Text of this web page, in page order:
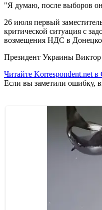
"Я думаю, после выборов
26 июля первый
критической ситуация с
возмещения НДС в
Президент Украины Виктор
Читайте Korrespondent.net в
Если вы заметили ошибку,